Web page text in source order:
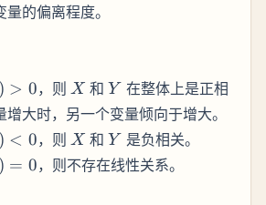
的偏离程度。
) > 0，则 X
X 和Y
Y 在整体上是正相
大时，另一个变量倾向于增大。
) < 0，则 X
X 和Y
Y 是负相关。
) = 0，则不存在线性关系。